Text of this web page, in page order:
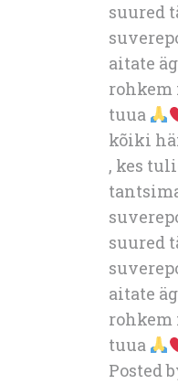
suured
aitate
tuua
kõiki
, kes
suured
aitate
tuua
Posted